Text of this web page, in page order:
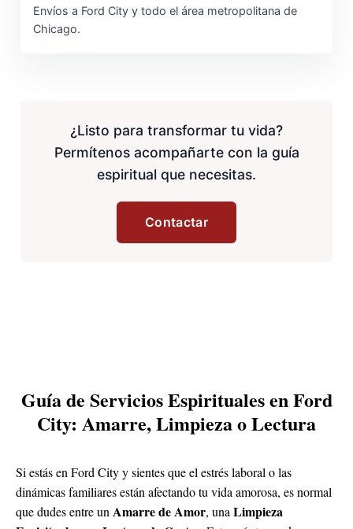
Envíos a Ford City y todo el área metropolitana de
Chicago.
¿Listo para transformar tu vida?
Permítenos acompañarte con la guía
espiritual que necesitas.
Contactar
Guía de Servicios Espirituales en Ford
City: Amarre, Limpieza o Lectura
Si estás en Ford City y sientes que el estrés laboral o las
dinámicas familiares están afectando tu vida amorosa, es normal
que dudes entre un Amarre de Amor, una Limpieza